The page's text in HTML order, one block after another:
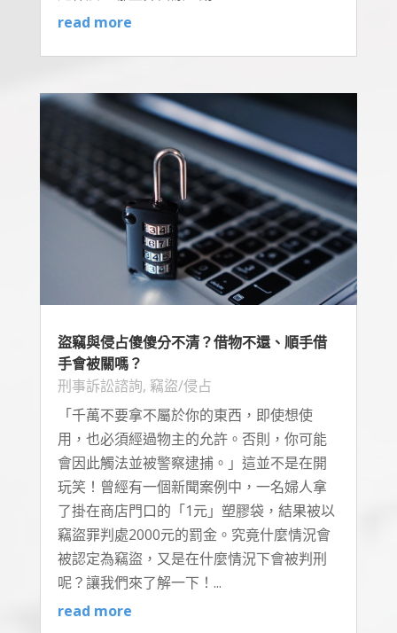
read more
盜竊與侵占傻傻分不清？借物不還、順手借
手會被關嗎？
刑事訴訟諮詢, 竊盜/侵占
「千萬不要拿不屬於你的東西，即使想使
用，也必須經過物主的允許。否則，你可能
會因此觸法並被警察逮捕。」這並不是在開
玩笑！曾經有一個新聞案例中，一名婦人拿
了掛在商店門口的「1元」塑膠袋，結果被以
竊盜罪判處2000元的罰金。究竟什麼情況會
被認定為竊盜，又是在什麼情況下會被判刑
呢？讓我們來了解一下！...
read more